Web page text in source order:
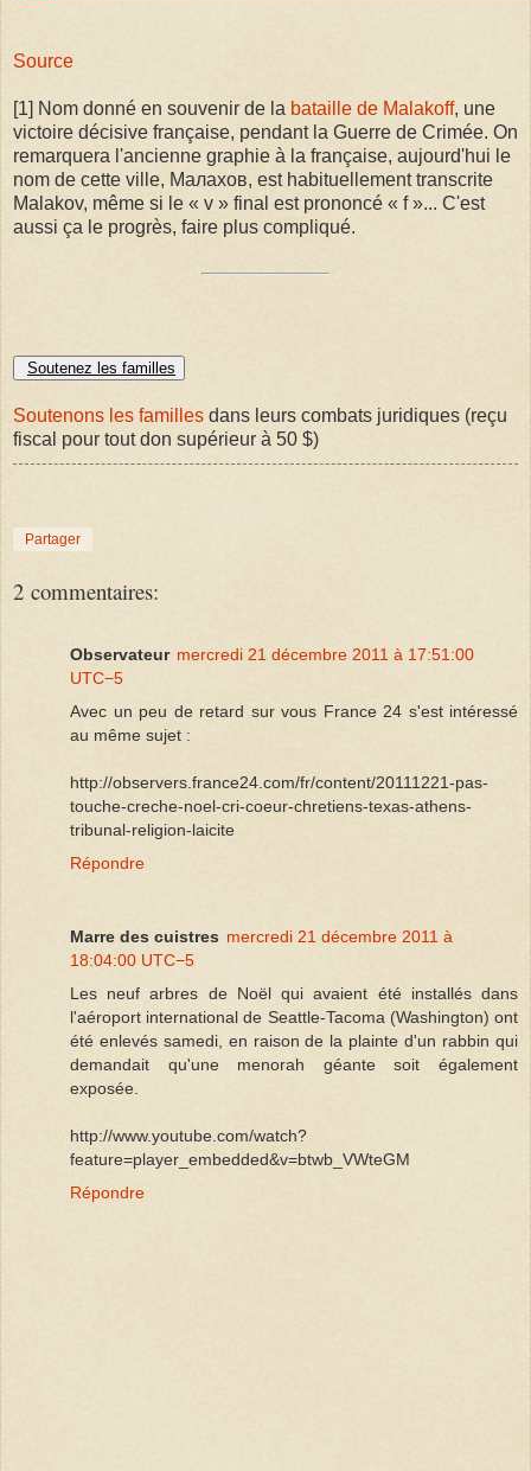
Source
[1] Nom donné en souvenir de la bataille de Malakoff, une
victoire décisive française, pendant la Guerre de Crimée. On
remarquera l'ancienne graphie à la française, aujourd'hui le
nom de cette ville, Малахов, est habituellement transcrite
Malakov, même si le « v » final est prononcé « f »... C'est
aussi ça le progrès, faire plus compliqué.
Soutenez les familles
Soutenons les familles dans leurs combats juridiques (reçu
fiscal pour tout don supérieur à 50 $)
Partager
2 commentaires:
Observateur mercredi 21 décembre 2011 à 17:51:00
UTC−5
Avec un peu de retard sur vous France 24 s'est intéressé
au même sujet :
http://observers.france24.com/fr/content/20111221-pas-
touche-creche-noel-cri-coeur-chretiens-texas-athens-
tribunal-religion-laicite
Répondre
Marre des cuistres mercredi 21 décembre 2011 à
18:04:00 UTC−5
Les neuf arbres de Noël qui avaient été installés dans
l'aéroport international de Seattle-Tacoma (Washington) ont
été enlevés samedi, en raison de la plainte d'un rabbin qui
demandait qu'une menorah géante soit également
exposée.
http://www.youtube.com/watch?
feature=player_embedded&v=btwb_VWteGM
Répondre